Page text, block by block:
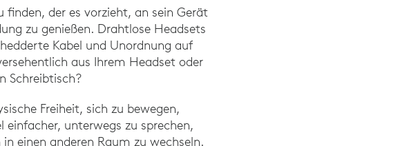
finden, der es vorzieht, an sein Gerät
zu genießen. Drahtlose Headsets
Kabel und Unordnung auf
aus Ihrem Headset oder
Schreibtisch?
Freiheit, sich zu bewegen,
unterwegs zu sprechen,
einen anderen Raum zu wechseln.